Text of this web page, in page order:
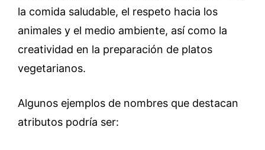
la comida saludable, el respeto hacia los
animales y el medio ambiente, así como la
creatividad en la preparación de platos
vegetarianos.
Algunos ejemplos de nombres que destacan
atributos podría ser: